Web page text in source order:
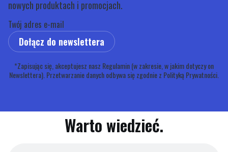
nowych produktach i promocjach.
Twój adres e-mail
Dołącz do newslettera
*Zapisując się, akceptujesz nasz Regulamin (w zakresie, w jakim dotyczy on
Newslettera). Przetwarzanie danych odbywa się zgodnie z Polityką Prywatności.
Warto wiedzieć.